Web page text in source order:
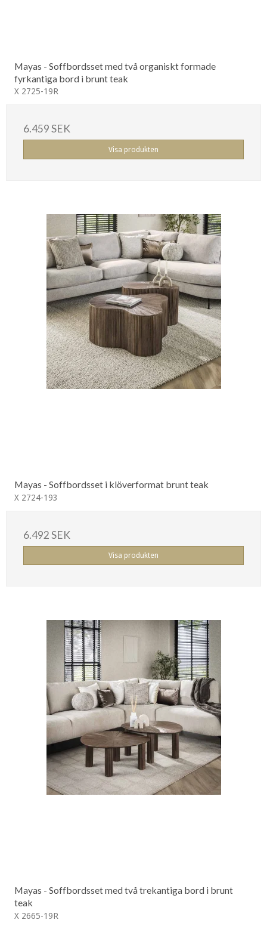
Mayas - Soffbordsset med två organiskt formade
fyrkantiga bord i brunt teak
X 2725-19R
6.459 SEK
Visa produkten
Mayas - Soffbordsset i klöverformat brunt teak
X 2724-193
6.492 SEK
Visa produkten
Mayas - Soffbordsset med två trekantiga bord i brunt
teak
X 2665-19R